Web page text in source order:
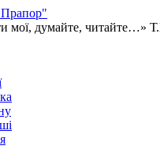
Прапор"
мої, думайте, читайте…»